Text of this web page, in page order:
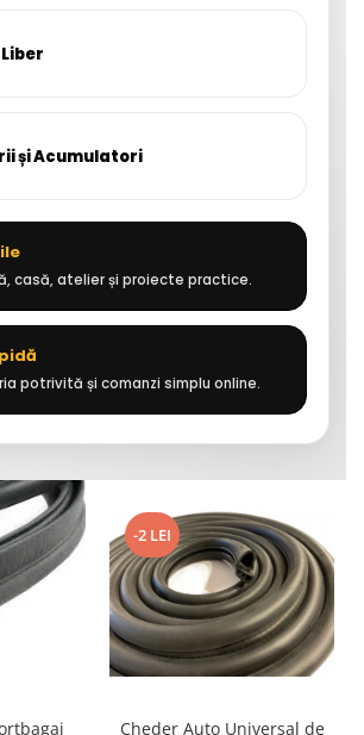
și Acumulatori
casă, atelier și proiecte practice.
potrivită și comanzi simplu online.
-2 LEI
Cheder Auto Universal de